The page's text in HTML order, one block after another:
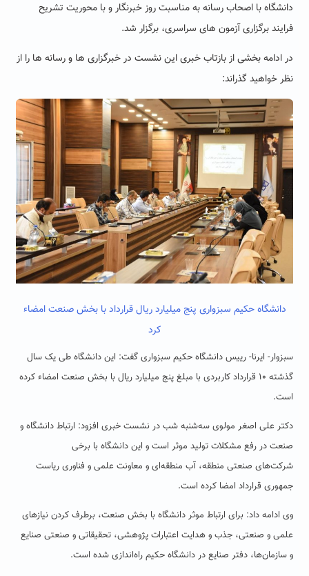
دانشگاه با اصحاب رسانه به مناسبت روز خبرنگار و با محوریت تشریح
فرایند برگزاری آزمون های سراسری، برگزار شد.
در ادامه بخشی از بازتاب خبری این نشست در خبرگزاری ها و رسانه ها را از
نظر خواهید گذراند:
دانشگاه حکیم سبزواری پنج میلیارد ریال قرارداد با بخش صنعت امضاء
کرد
سبزوار- ایرنا- رییس دانشگاه حکیم سبزواری گفت: این دانشگاه طی یک سال
گذشته ۱۰ قرارداد کاربردی با مبلغ پنج میلیارد ریال با بخش صنعت امضاء کرده
است.
دکتر علی اصغر مولوی سه‌شنبه شب در نشست خبری افزود: ارتباط دانشگاه و
صنعت در رفع مشکلات تولید موثر است و این دانشگاه با برخی
شرکت‌های صنعتی منطقه، آب منطقه‌ای و معاونت علمی و فناوری ریاست
جمهوری قرارداد امضا کرده است.
وی ادامه داد: برای ارتباط موثر دانشگاه با بخش صنعت، برطرف کردن نیازهای
علمی و صنعتی، جذب و هدایت اعتبارات پژوهشی، تحقیقاتی و صنعتی صنایع
و سازمان‌ها، دفتر صنایع در دانشگاه حکیم راه‌اندازی شده است.